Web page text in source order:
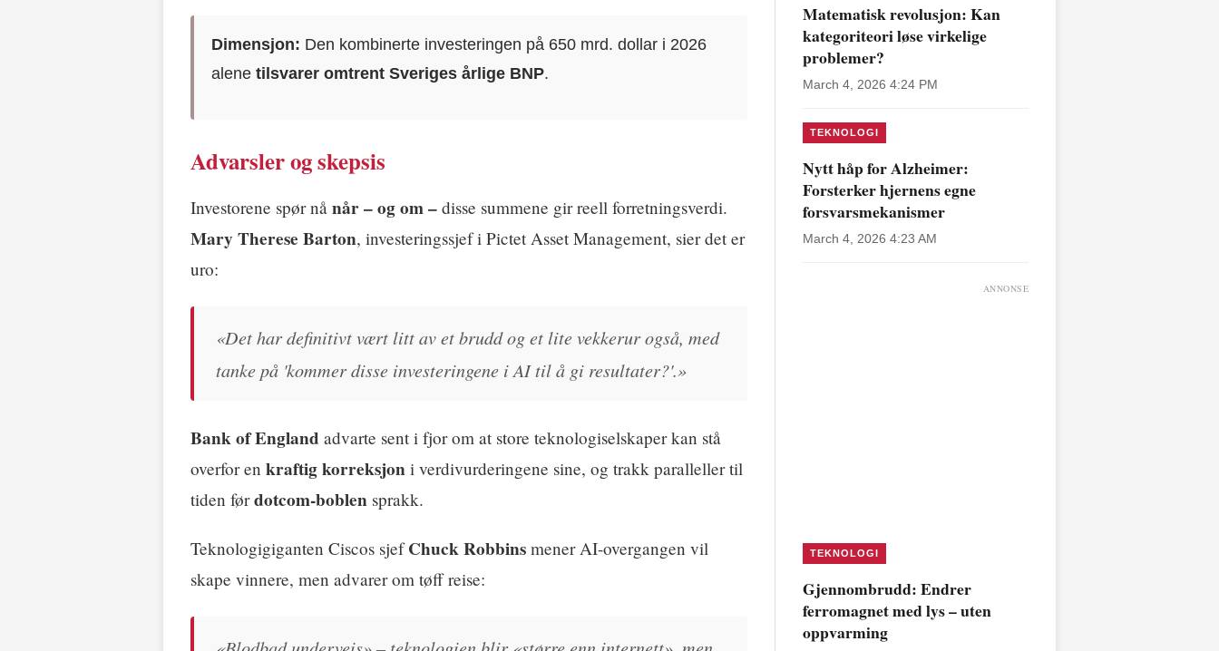
Dimensjon: Den kombinerte investeringen på 650 mrd. dollar i 2026
alenetilsvarer omtrent Sveriges årlige BNP.
Advarsler og skepsis
Investorene spør nå når – og om – disse summene gir reell forretningsverdi.
Mary Therese Barton, investeringssjef i Pictet Asset Management, sier det er
uro:
«Det har definitivt vært litt av et brudd og et lite vekkerur også, med
tanke på 'kommer disse investeringene i AI til å gi resultater?'.»
Bank of England advarte sent i fjor om at store teknologiselskaper kan stå
overfor en kraftig korreksjon i verdivurderingene sine, og trakk paralleller til
tiden førdotcom-boblen sprakk.
Teknologigiganten Ciscos sjefChuck Robbins mener AI-overgangen vil
skape vinnere, men advarer om tøff reise:
Matematisk revolusjon: Kan
kategoriteori løse virkelige
problemer?
March 4, 2026 4:24 PM
TEKNOLOGI
Nytt håp for Alzheimer:
Forsterker hjernens egne
forsvarsmekanismer
March 4, 2026 4:23 AM
ANNONSE
TEKNOLOGI
Gjennombrudd: Endrer
ferromagnet med lys – uten
oppvarming